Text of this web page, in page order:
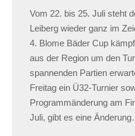
Vom 22. bis 25. Juli steht
Leiberg wieder ganz im
4. Blome Bäder Cup
aus der Region um den
spannenden Partien
Freitag ein Ü32-Turnier
Programmänderung am
Juli, gibt es eine